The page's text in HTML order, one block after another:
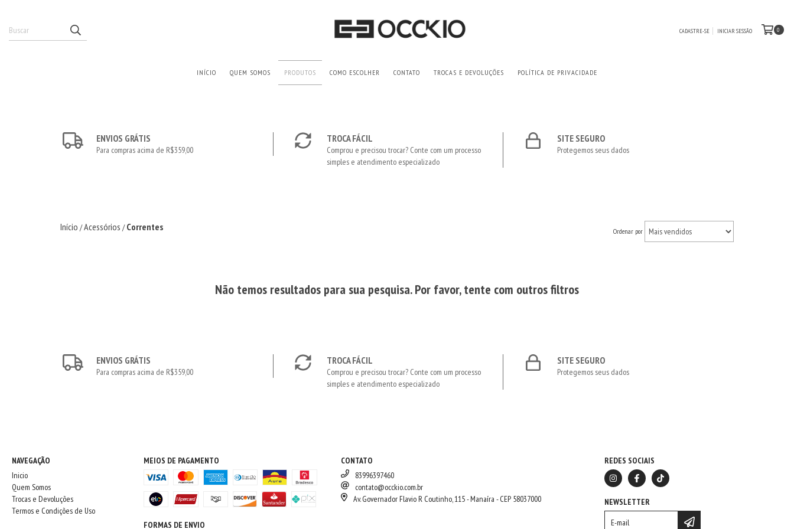
CADASTRE-SE INICIAR SESSÃO 0
INÍCIO QUEM SOMOS PRODUTOS COMO ESCOLHER CONTATO TROCAS E DEVOLUÇÕES POLÍTICA DE PRIVACIDADE
ENVIOS GRÁTIS
Para compras acima de R$359,00
TROCA FÁCIL
Comprou e precisou trocar? Conte com um processo
simples e atendimento especializado
SITE SEGURO
Protegemos seus dados
Início /Acessórios / Correntes Ordenar por
Não temos resultados para sua pesquisa. Por favor, tente com outros filtros
ENVIOS GRÁTIS
Para compras acima de R$359,00
TROCA FÁCIL
Comprou e precisou trocar? Conte com um processo
simples e atendimento especializado
SITE SEGURO
Protegemos seus dados
NAVEGAÇÃO
Inicio
Quem Somos
Trocas e Devoluções
Termos e Condições de Uso
MEIOS DE PAGAMENTO
FORMAS DE ENVIO
CONTATO
83996397460
contato@occkio.com.br
Av. Governador Flavio R Coutinho, 115 - Manaíra - CEP 58037000
REDES SOCIAIS
NEWSLETTER